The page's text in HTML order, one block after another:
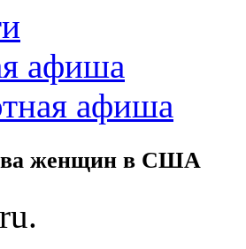
афиша
афиша
женщин в США